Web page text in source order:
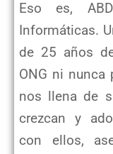
Eso es,
Informáticas.
de 25 años
ONG ni nunca
nos llena de
crezcan y
con ellos,